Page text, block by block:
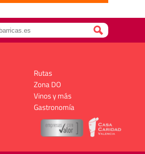
Rutas
Zona DO
Vinos y más
Gastronomía